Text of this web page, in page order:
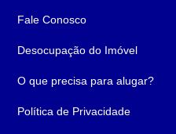
Fale Conosco
Desocupação do Imóvel
O que precisa para alugar?
Política de Privacidade